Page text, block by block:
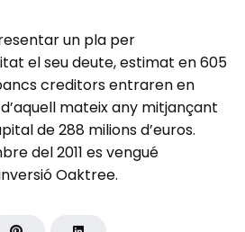
un pla per
el seu deute, estimat en 605
creditors entraren en
mateix any mitjançant
de 288 milions d’euros.
del 2011 es vengué
Oaktree.